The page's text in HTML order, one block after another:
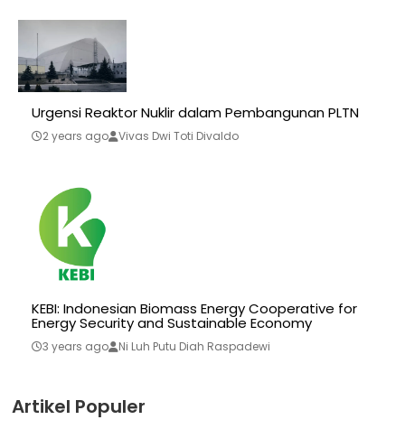
Urgensi Reaktor Nuklir dalam Pembangunan PLTN
2 years ago Vivas Dwi Toti Divaldo
KEBI: Indonesian Biomass Energy Cooperative for
Energy Security and Sustainable Economy
3 years ago Ni Luh Putu Diah Raspadewi
Artikel Populer